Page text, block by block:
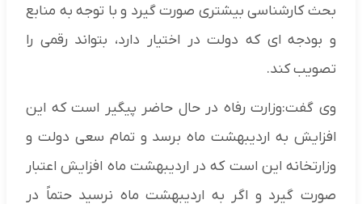
بحث کارشناسی بیشتری صورت گیرد و با توجه به منابع
و بودجه ای که دولت در اختیار دارد، بتواند رقمی را
تصویب کند.
وی گفت:وزارت رفاه در حال حاضر پیگیر است که این
افزایش به اردیبهشت ماه برسد و تمام سعی دولت و
وزارتخانه این است که در اردیبهشت ماه افزایش اعتبار
صورت گیرد و اگر به اردیبهشت ماه نرسید حتماً در